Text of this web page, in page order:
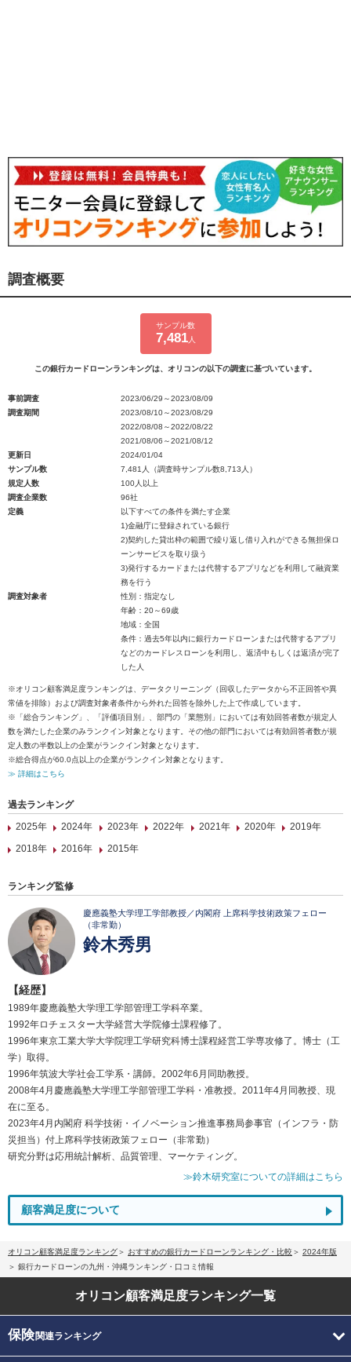
調査概要
サンプル数
7,481人
この銀行カードローンランキングは、オリコンの以下の調査に基づいています。
事前調査
2023/06/29～2023/08/09
調査期間
2023/08/10～2023/08/29
2022/08/08～2022/08/22
2021/08/06～2021/08/12
更新日
2024/01/04
サンプル数
7,481人（調査時サンプル数8,713人）
規定人数
100人以上
調査企業数
96社
定義
以下すべての条件を満たす企業
1)金融庁に登録されている銀行
2)契約した貸出枠の範囲で繰り返し借り入れができる無担保ロ
ーンサービスを取り扱う
3)発行するカードまたは代替するアプリなどを利用して融資業
務を行う
調査対象者
性別：指定なし
年齢：20～69歳
地域：全国
条件：過去5年以内に銀行カードローンまたは代替するアプリ
などのカードレスローンを利用し、返済中もしくは返済が完了
した人
※オリコン顧客満足度ランキングは、データクリーニング（回収したデータから不正回答や異
常値を排除）および調査対象者条件から外れた回答を除外した上で作成しています。
※「総合ランキング」、「評価項目別」、部門の「業態別」においては有効回答者数が規定人
数を満たした企業のみランクイン対象となります。その他の部門においては有効回答者数が規
定人数の半数以上の企業がランクイン対象となります。
※総合得点が60.0点以上の企業がランクイン対象となります。
≫ 詳細はこちら
過去ランキング
2025年
2024年 2023年 2022年 2021年 2020年
2019年
2018年
2016年 2015年
ランキング監修
慶應義塾大学理工学部教授／内閣府 上席科学技術政策フェロー
（非常勤）
鈴木秀男
【経歴】
1989年慶應義塾大学理工学部管理工学科卒業。
1992年ロチェスター大学経営大学院修士課程修了。
1996年東京工業大学大学院理工学研究科博士課程経営工学専攻修了。博士（工
学）取得。
1996年筑波大学社会工学系・講師。2002年6月同助教授。
2008年4月慶應義塾大学理工学部管理工学科・准教授。2011年4月同教授、現
在に至る。
2023年4月内閣府 科学技術・イノベーション推進事務局参事官（インフラ・防
災担当）付上席科学技術政策フェロー（非常勤）
研究分野は応用統計解析、品質管理、マーケティング。
≫鈴木研究室についての詳細はこちら
顧客満足度について
オリコン顧客満足度ランキング おすすめの銀行カードローンランキング・比較
2024年版
銀行カードローンの九州・沖縄ランキング・口コミ情報
オリコン顧客満足度ランキング一覧
保険関連ランキング